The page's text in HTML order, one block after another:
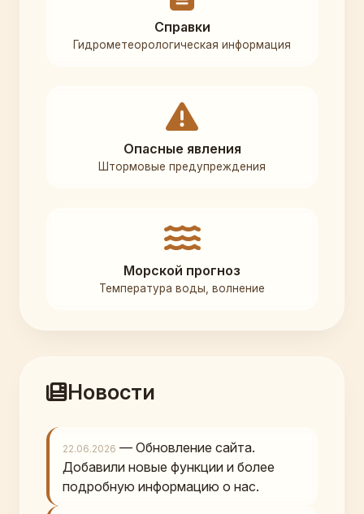
Справки
Гидрометеорологическая информация
Опасные явления
Штормовые предупреждения
Морской прогноз
Температура воды, волнение
Новости
22.06.2026 — Обновление сайта.
Добавили новые функции и более
подробную информацию о нас.